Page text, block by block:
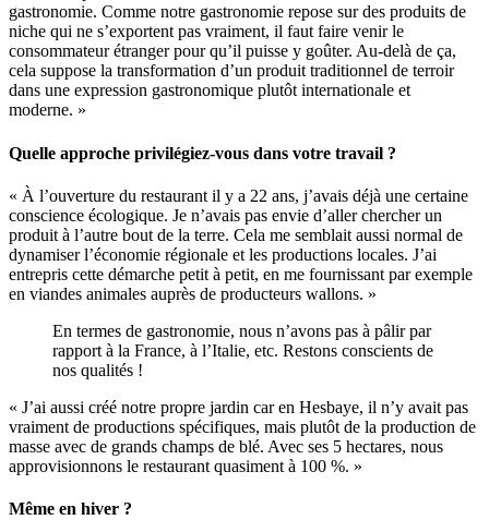
gastronomie. Comme notre gastronomie repose sur des produits de
niche qui ne s’exportent pas vraiment, il faut faire venir le
consommateur étranger pour qu’il puisse y goûter. Au-delà de ça,
cela suppose la transformation d’un produit traditionnel de terroir
dans une expression gastronomique plutôt internationale et
moderne. »
Quelle approche privilégiez-vous dans votre travail ?
« À l’ouverture du restaurant il y a 22 ans, j’avais déjà une certaine
conscience écologique. Je n’avais pas envie d’aller chercher un
produit à l’autre bout de la terre. Cela me semblait aussi normal de
dynamiser l’économie régionale et les productions locales. J’ai
entrepris cette démarche petit à petit, en me fournissant par exemple
en viandes animales auprès de producteurs wallons. »
En termes de gastronomie, nous n’avons pas à pâlir par
rapport à la France, à l’Italie, etc. Restons conscients de
nos qualités !
« J’ai aussi créé notre propre jardin car en Hesbaye, il n’y avait pas
vraiment de productions spécifiques, mais plutôt de la production de
masse avec de grands champs de blé. Avec ses 5 hectares, nous
approvisionnons le restaurant quasiment à 100 %. »
Même en hiver ?